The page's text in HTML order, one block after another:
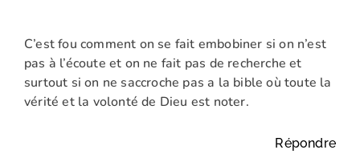
C’est fou comment on se fait embobiner si on n’est
pas à l’écoute et on ne fait pas de recherche et
surtout si on ne saccroche pas a la bible où toute la
vérité et la volonté de Dieu est noter.
Répondre